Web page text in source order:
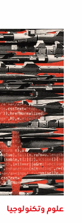
علوم وتكنولوجيا